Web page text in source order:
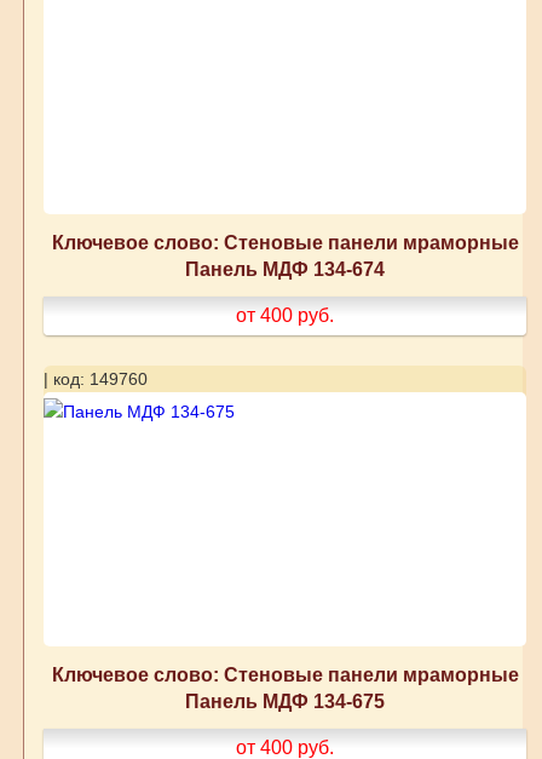
Ключевое слово: Стеновые панели мраморные
Панель МДФ 134-674
от 400 руб.
| код: 149760
Ключевое слово: Стеновые панели мраморные
Панель МДФ 134-675
от 400 руб.